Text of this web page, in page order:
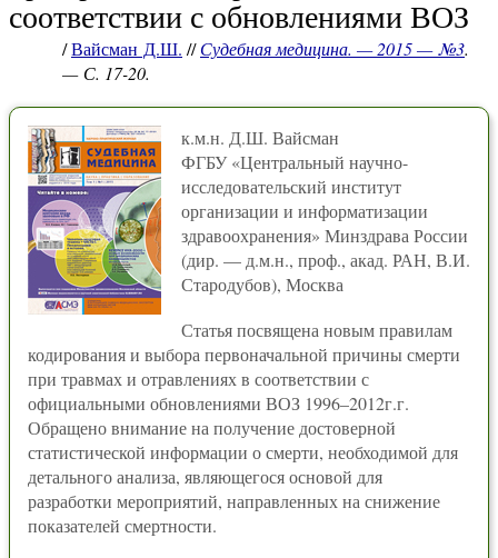
соответствии с обновлениями ВОЗ
/Вайсман Д.Ш. //Судебная медицина. — 2015 — №3.
— С. 17-20.
к.м.н. Д.Ш. Вайсман
ФГБУ «Центральный научно-
исследовательский институт
организации и информатизации
здравоохранения» Минздрава России
(дир. — д.м.н., проф., акад. РАН, В.И.
Стародубов), Москва
Статья посвящена новым правилам
кодирования и выбора первоначальной причины смерти
при травмах и отравлениях в соответствии с
официальными обновлениями ВОЗ 1996–2012г.г.
Обращено внимание на получение достоверной
статистической информации о смерти, необходимой для
детального анализа, являющегося основой для
разработки мероприятий, направленных на снижение
показателей смертности.